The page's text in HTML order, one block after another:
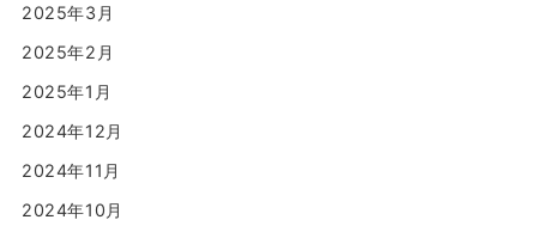
2025年3月
2025年2月
2025年1月
2024年12月
2024年11月
2024年10月